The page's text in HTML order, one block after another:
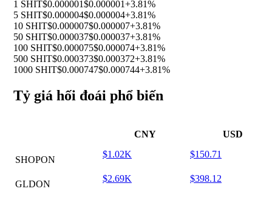
1 SHIT$0.000001$0.000001+3.81%
5 SHIT$0.000004$0.000004+3.81%
10 SHIT$0.000007$0.000007+3.81%
50 SHIT$0.000037$0.000037+3.81%
100 SHIT$0.000075$0.000074+3.81%
500 SHIT$0.000373$0.000372+3.81%
1000 SHIT$0.000747$0.000744+3.81%
Tỷ giá hối đoái phổ biến
CNY USD
SHOPON
$1.02K $150.71
GLDON
$2.69K $398.12